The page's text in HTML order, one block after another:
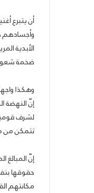
أن يتبرع
وأجسادهم
الأبدية
ضخمة
وهكذا
إنّ النهضة
لشرف
تتمكن من
إنّ المبالغ
حقوقها
مكانتهم